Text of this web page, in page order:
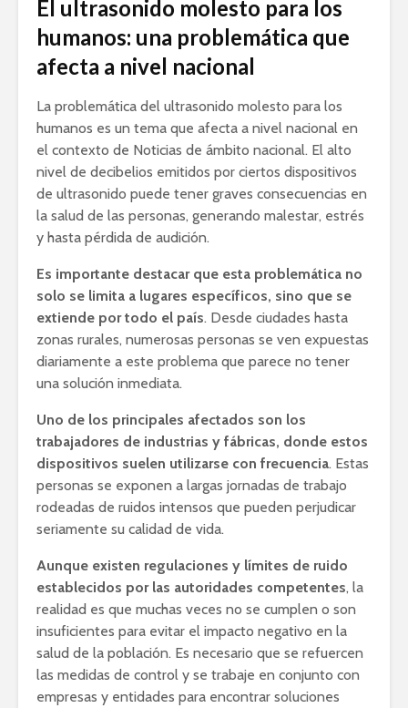
El ultrasonido molesto para los
humanos: una problemática que
afecta a nivel nacional
La problemática del ultrasonido molesto para los
humanos es un tema que afecta a nivel nacional en
el contexto de Noticias de ámbito nacional. El alto
nivel de decibelios emitidos por ciertos dispositivos
de ultrasonido puede tener graves consecuencias en
la salud de las personas, generando malestar, estrés
y hasta pérdida de audición.
Es importante destacar que esta problemática no
solo se limita a lugares específicos, sino que se
extiende por todo el país. Desde ciudades hasta
zonas rurales, numerosas personas se ven expuestas
diariamente a este problema que parece no tener
una solución inmediata.
Uno de los principales afectados son los
trabajadores de industrias y fábricas, donde estos
dispositivos suelen utilizarse con frecuencia. Estas
personas se exponen a largas jornadas de trabajo
rodeadas de ruidos intensos que pueden perjudicar
seriamente su calidad de vida.
Aunque existen regulaciones y límites de ruido
establecidos por las autoridades competentes, la
realidad es que muchas veces no se cumplen o son
insuficientes para evitar el impacto negativo en la
salud de la población. Es necesario que se refuercen
las medidas de control y se trabaje en conjunto con
empresas y entidades para encontrar soluciones